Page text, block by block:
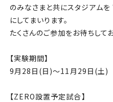
のみなさまと共にスタジアム
にしてまいります。
たくさんのご参加をお待ちしてお
【実験期間】
9月28日(日)〜11月29日(土)
【ZERO設置予定試合】